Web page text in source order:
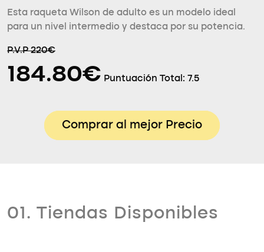
Esta raqueta Wilson de adulto es un modelo ideal
para un nivel intermedio y destaca por su potencia.
P.V.P 220€
184.80€ Puntuación Total: 7.5
Comprar al mejor Precio
01. Tiendas Disponibles